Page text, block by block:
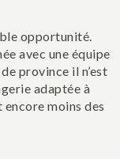
opportunité.
avec une équipe
province il n’est
adaptée à
moins des